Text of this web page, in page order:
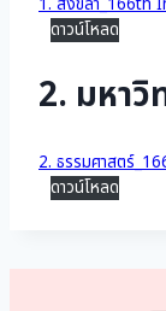
1. สงขลา_166th
ดาวน์โหลด
2. มหาวิ
2. ธรรมศาสตร์
ดาวน์โหลด